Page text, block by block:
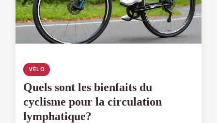
VÉLO
Quels sont les bienfaits du
cyclisme pour la circulation
lymphatique?